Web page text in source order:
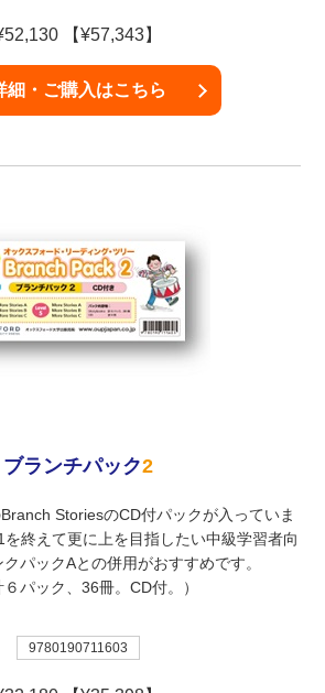
【¥57,343】
細・ご購入はこちら
ブランチパック2
StoriesのCD付パックが入っていま
終えて更に上を目指したい中級学習者向
パックAとの併用がおすすめです。
６パック、36冊。CD付。）
9780190711603